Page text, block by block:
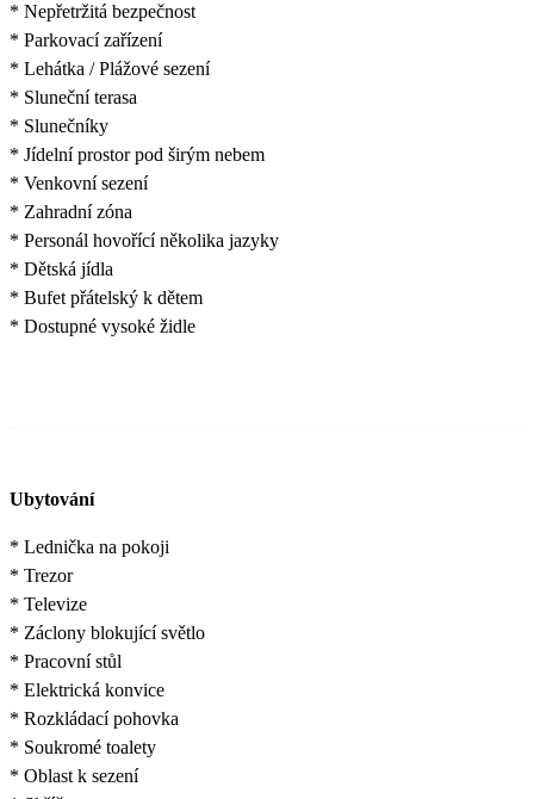
* Nepřetržitá bezpečnost
* Parkovací zařízení
* Lehátka / Plážové sezení
* Sluneční terasa
* Slunečníky
* Jídelní prostor pod širým nebem
* Venkovní sezení
* Zahradní zóna
* Personál hovořící několika jazyky
* Dětská jídla
* Bufet přátelský k dětem
* Dostupné vysoké židle
Ubytování
* Lednička na pokoji
* Trezor
* Televize
* Záclony blokující světlo
* Pracovní stůl
* Elektrická konvice
* Rozkládací pohovka
* Soukromé toalety
* Oblast k sezení